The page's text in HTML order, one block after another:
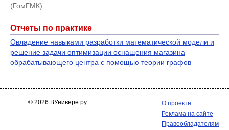
(ГомГМК)
Отчеты по практике
Овладение навыками разработки математической модели и
решение задачи оптимизации оснащения магазина
обрабатывающего центра с помощью теории графов
© 2026 ВУнивере.ру
О проекте
Реклама на сайте
Правообладателям